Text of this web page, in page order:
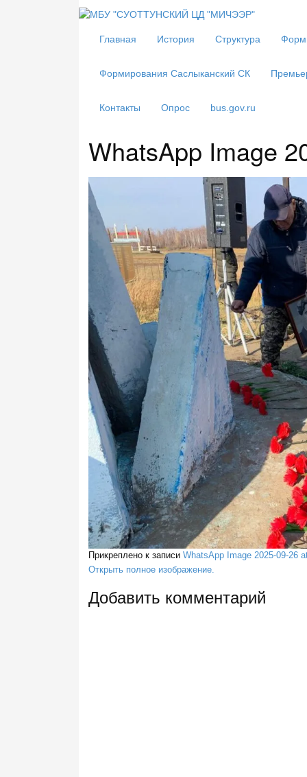
Главная История Структура
Формирования Саслыканский СК
Контакты Опрос bus.gov.ru
WhatsApp Image
Прикреплено к записи WhatsApp Image 2025-09-26
Открыть полное изображение.
Добавить комментарий